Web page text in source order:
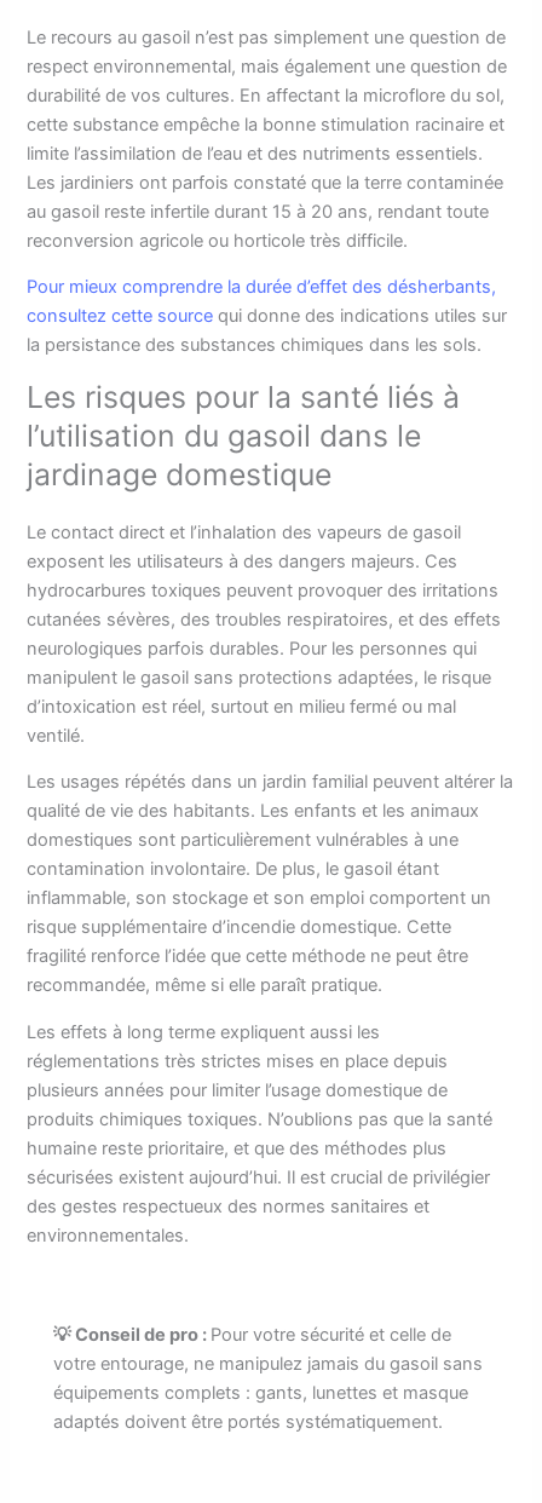
Le recours au gasoil n’est pas simplement une question de
respect environnemental, mais également une question de
durabilité de vos cultures. En affectant la microflore du sol,
cette substance empêche la bonne stimulation racinaire et
limite l’assimilation de l’eau et des nutriments essentiels.
Les jardiniers ont parfois constaté que la terre contaminée
au gasoil reste infertile durant 15 à 20 ans, rendant toute
reconversion agricole ou horticole très difficile.
Pour mieux comprendre la durée d’effet des désherbants,
consultez cette source qui donne des indications utiles sur
la persistance des substances chimiques dans les sols.
Les risques pour la santé liés à
l’utilisation du gasoil dans le
jardinage domestique
Le contact direct et l’inhalation des vapeurs de gasoil
exposent les utilisateurs à des dangers majeurs. Ces
hydrocarbures toxiques peuvent provoquer des irritations
cutanées sévères, des troubles respiratoires, et des effets
neurologiques parfois durables. Pour les personnes qui
manipulent le gasoil sans protections adaptées, le risque
d’intoxication est réel, surtout en milieu fermé ou mal
ventilé.
Les usages répétés dans un jardin familial peuvent altérer la
qualité de vie des habitants. Les enfants et les animaux
domestiques sont particulièrement vulnérables à une
contamination involontaire. De plus, le gasoil étant
inflammable, son stockage et son emploi comportent un
risque supplémentaire d’incendie domestique. Cette
fragilité renforce l’idée que cette méthode ne peut être
recommandée, même si elle paraît pratique.
Les effets à long terme expliquent aussi les
réglementations très strictes mises en place depuis
plusieurs années pour limiter l’usage domestique de
produits chimiques toxiques. N’oublions pas que la santé
humaine reste prioritaire, et que des méthodes plus
sécurisées existent aujourd’hui. Il est crucial de privilégier
des gestes respectueux des normes sanitaires et
environnementales.
💡 Conseil de pro : Pour votre sécurité et celle de
votre entourage, ne manipulez jamais du gasoil sans
équipements complets : gants, lunettes et masque
adaptés doivent être portés systématiquement.